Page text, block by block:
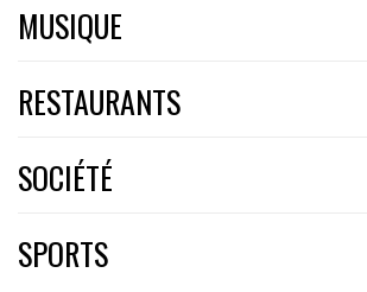
MUSIQUE
RESTAURANTS
SOCIÉTÉ
SPORTS